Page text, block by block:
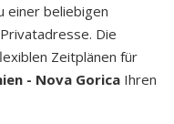
einer beliebigen
Die
Zeitplänen für
- Nova Gorica Ihren